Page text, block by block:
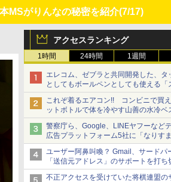
MSがりんなの秘密を紹介(7/17)
アクセスランキング
1時間 24時間 1週間
エレコム、ゼブラと共同開発した、タ
としてもボールペンとしても使える「
スツーウェイ」発売 iPadにも紙にも
えずに書き込める
これぞ着るエアコン!! コンビニで買
ットボトルで体を冷やす山善の水冷ベ
ードバイクにちょうどいい【ぼっち・
ど！その14】【空いた時間でなにして
警察庁ら、Google、LINEヤフーなど
広告プラットフォーム5社に「なりす
広告」対策強化を要請 著名人の写真
使った投資詐欺などへの対策として
ユーザー阿鼻叫喚？ Gmail、サードパ
「送信元アドレス」のサポートを打ち
【やじうまWatch】
不正アクセスを受けていた将棋連盟の